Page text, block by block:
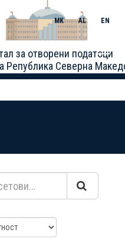
за отворени податоци
Република Северна
MK AL EN
Toggle